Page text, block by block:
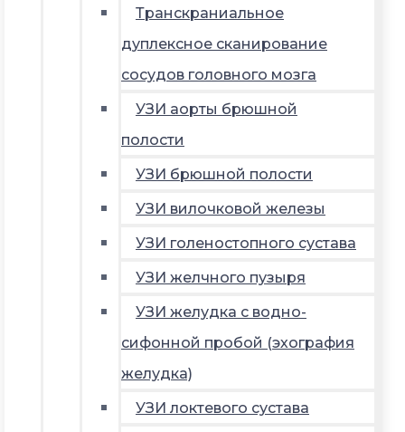
Транскраниальное
дуплексное сканирование
сосудов головного мозга
УЗИ аорты брюшной
полости
УЗИ брюшной полости
УЗИ вилочковой железы
УЗИ голеностопного сустава
УЗИ желчного пузыря
УЗИ желудка с водно-
сифонной пробой (эхография
желудка)
УЗИ локтевого сустава